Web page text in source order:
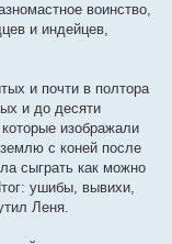
воинство,
и индейцев,
и почти в полтора
и до десяти
изображали
с коней после
сыграть как можно
ушибы, вывихи,
Леня.